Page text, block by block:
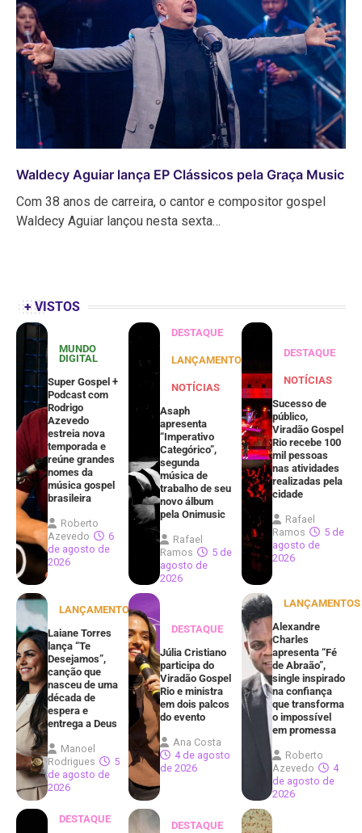
Waldecy Aguiar lança EP Clássicos pela Graça Music
Com 38 anos de carreira, o cantor e compositor gospel
Waldecy Aguiar lançou nesta sexta…
+ VISTOS
MUNDO
DIGITAL
Super Gospel +
Podcast com
Rodrigo
Azevedo
estreia nova
temporada e
reúne grandes
nomes da
música gospel
brasileira
Roberto
Azevedo
6
de agosto de
2026
DESTAQUE
LANÇAMENTOS
NOTÍCIAS
Asaph
apresenta
“Imperativo
Categórico”,
segunda
música de
trabalho de seu
novo álbum
pela Onimusic
Rafael
Ramos
5 de
agosto de
2026
DESTAQUE
NOTÍCIAS
Sucesso de
público,
Viradão Gospel
Rio recebe 100
mil pessoas
nas atividades
realizadas pela
cidade
Rafael
Ramos
5 de
agosto de
2026
LANÇAMENTOS
Laiane Torres
lança “Te
Desejamos”,
canção que
nasceu de uma
década de
espera e
entrega a Deus
Manoel
Rodrigues
5
de agosto de
2026
DESTAQUE
Júlia Cristiano
participa do
Viradão Gospel
Rio e ministra
em dois palcos
do evento
Ana Costa
4 de agosto
de 2026
LANÇAMENTOS
Alexandre
Charles
apresenta “Fé
de Abraão”,
single inspirado
na confiança
que transforma
o impossível
em promessa
Roberto
Azevedo
4
de agosto de
2026
DESTAQUE
DESTAQUE